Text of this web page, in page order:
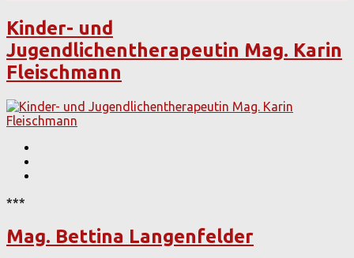
Kinder- und
Jugendlichentherapeutin Mag. Karin
Fleischmann
***
Mag. Bettina Langenfelder